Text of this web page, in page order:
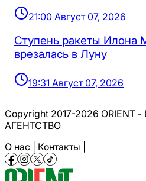
21:00 Август 07, 2026
Ступень ракеты Илона
врезалась в Луну
19:31 Август 07, 2026
Copyright 2017-2026
АГЕНТСТВО
О нас | Контакты |